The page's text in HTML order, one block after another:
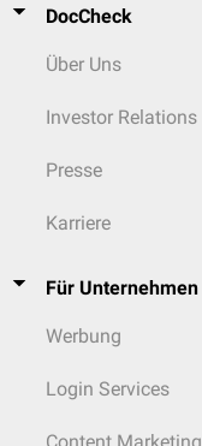
DocCheck
Über Uns
Investor Relations
Presse
Karriere
Für Unternehmen
Werbung
Login Services